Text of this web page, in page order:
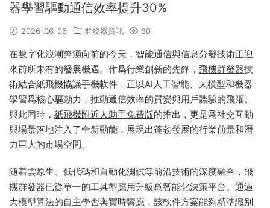
器學習驅動通信效率提升30%
2026-06-06 群發器資訊 80
在數字化浪潮奔湧向前的今天，智能通信與信息分發技術正迎
來前所未有的發展機遇。作爲行業創新的先鋒， 飛機群發器技
術結合紙飛機協議手機軟件，正以AI人工智能、大模型和機器
學習爲核心驅動力，推動通信效率的質變與用戶體驗的飛躍。
與此同時， 紙飛機附近人助手免費版的推出，更是爲社交互動
與場景落地注入了全新動能，展現出蓬勃發展的行業前景和潛
力巨大的市場空間。
随着雲原生、低代碼和自動化測試等前沿技術的深度融合，飛
機群發器已從單一的工具型應用升級爲智能化決策平台。通過
大模型算法的自主學習與實時響應，該軟件方案能夠精準識别